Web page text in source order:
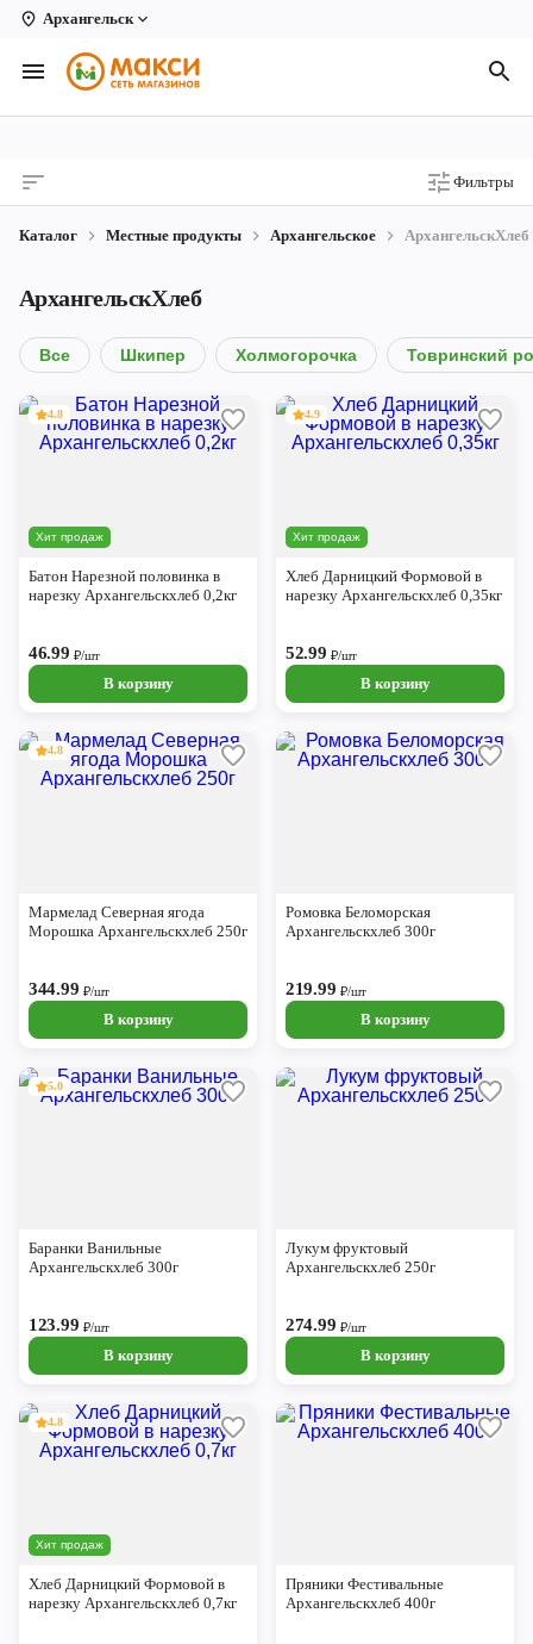
Архангельск
Вологда
Архангельск
Киров
Коряжма
Котлас
Новодвинск
Рыбинск
Череповец
Ярославль
Фильтры
Каталог Местные продукты Архангельское АрхангельскХлеб
АрхангельскХлеб
Все Шкипер Холмогорочка Товринский
Хит продаж
4.8
Батон Нарезной половинка в
нарезку Архангельскхлеб 0,2кг
46.99₽/шт
В корзину
Хит продаж
4.9
Хлеб Дарницкий Формовой в
нарезку Архангельскхлеб 0,35кг
52.99₽/шт
В корзину
4.8
Мармелад Северная ягода
Морошка Архангельскхлеб 250г
344.99 ₽/шт
В корзину
Ромовка Беломорская
Архангельскхлеб 300г
219.99 ₽/шт
В корзину
5.0
Баранки Ванильные
Архангельскхлеб 300г
123.99 ₽/шт
В корзину
Лукум фруктовый
Архангельскхлеб 250г
274.99 ₽/шт
В корзину
Хит продаж
4.8
Хлеб Дарницкий Формовой в
нарезку Архангельскхлеб 0,7кг
Пряники Фестивальные
Архангельскхлеб 400г